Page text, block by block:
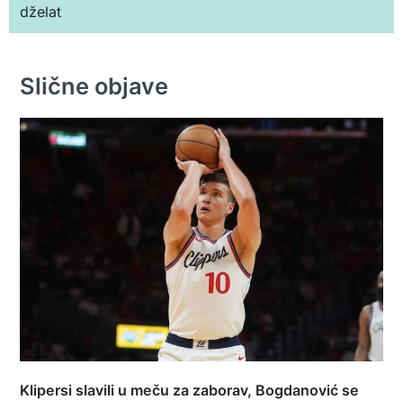
dželat
Slične objave
Klipersi slavili u meču za zaborav, Bogdanović se